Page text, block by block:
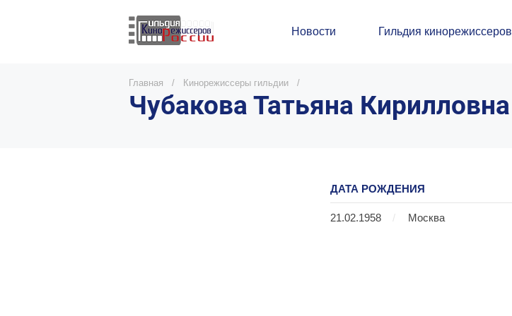
Новости Гильдия кинорежиссеров
Главная / Кинорежиссеры гильдии /
Чубакова Татьяна Кирилловна
ДАТА РОЖДЕНИЯ
21.02.1958 / Москва